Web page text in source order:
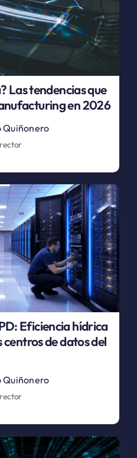
Las tendencias que
en 2026
Quiñonero
Eficiencia hídrica
de datos del
Quiñonero